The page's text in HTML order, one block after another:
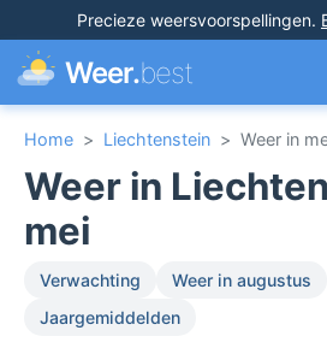
Precieze weersvoorspellingen.
Weer.best
Home > Liechtenstein > Weer in
Weer in
mei
Verwachting Weer in augustus
Jaargemiddelden